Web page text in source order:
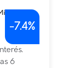
6
-7.4%